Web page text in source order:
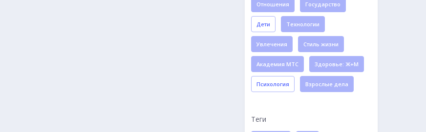
Отношения Государство
Дети Технологии
Увлечения Стиль жизни
Академия МТС Здоровье: Ж+М
Психология Взрослые дела
Теги